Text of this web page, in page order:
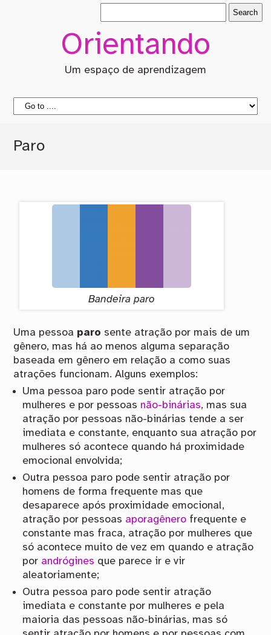
Orientando
Um espaço de aprendizagem
Paro
Bandeira paro
Uma pessoa paro sente atração por mais de um
gênero, mas há ao menos alguma separação
baseada em gênero em relação a como suas
atrações funcionam. Alguns exemplos:
Uma pessoa paro pode sentir atração por
mulheres e por pessoas não-binárias, mas sua
atração por pessoas não-binárias tende a ser
imediata e constante, enquanto sua atração por
mulheres só acontece quando há proximidade
emocional envolvida;
Outra pessoa paro pode sentir atração por
homens de forma frequente mas que
desaparece após proximidade emocional,
atração por pessoas aporagênero frequente e
constante mas fraca, atração por mulheres que
só acontece muito de vez em quando e atração
por andrógines que parece ir e vir
aleatoriamente;
Outra pessoa paro pode sentir atração
imediata e constante por mulheres e pela
maioria das pessoas não-binárias, mas só